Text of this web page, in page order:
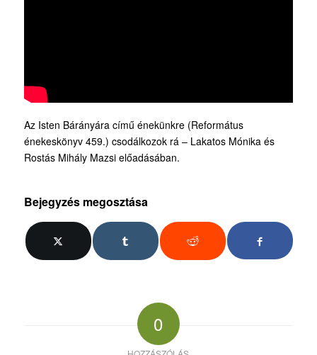
Az Isten Bárányára című énekünkre (Református
énekeskönyv 459.) csodálkozok rá – Lakatos Mónika és
Rostás Mihály Mazsi előadásában.
Bejegyzés megosztása
0